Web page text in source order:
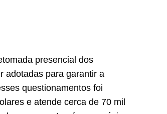
presencial dos
adotadas para garantir a
questionamentos foi
e atende cerca de 70 mil